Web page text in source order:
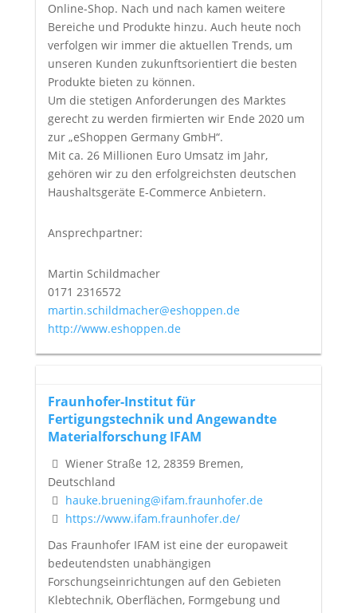
Online-Shop. Nach und nach kamen weitere
Bereiche und Produkte hinzu. Auch heute noch
verfolgen wir immer die aktuellen Trends, um
unseren Kunden zukunftsorientiert die besten
Produkte bieten zu können.
Um die stetigen Anforderungen des Marktes
gerecht zu werden firmierten wir Ende 2020 um
zur „eShoppen Germany GmbH“.
Mit ca. 26 Millionen Euro Umsatz im Jahr,
gehören wir zu den erfolgreichsten deutschen
Haushaltsgeräte E-Commerce Anbietern.
Ansprechpartner:
Martin Schildmacher
0171 2316572
martin.schildmacher@eshoppen.de
http://www.eshoppen.de
Fraunhofer-Institut für
Fertigungstechnik und Angewandte
Materialforschung IFAM
Wiener Straße 12, 28359 Bremen,
Deutschland
hauke.bruening@ifam.fraunhofer.de
https://www.ifam.fraunhofer.de/
Das Fraunhofer IFAM ist eine der europaweit
bedeutendsten unabhängigen
Forschungseinrichtungen auf den Gebieten
Klebtechnik, Oberflächen, Formgebung und